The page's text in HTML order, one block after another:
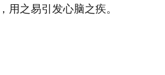
用之易引发心脑之疾。